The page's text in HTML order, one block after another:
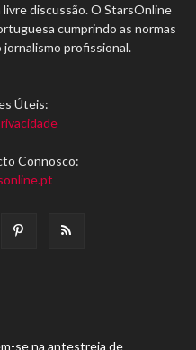
discussão. O StarsOnline
cumprindo as normas
profissional.
Úteis:
Connosco:
se na antestreia de